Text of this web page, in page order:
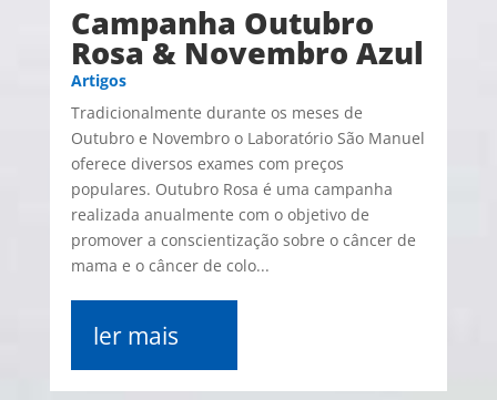
Campanha Outubro
Rosa & Novembro Azul
Artigos
Tradicionalmente durante os meses de
Outubro e Novembro o Laboratório São Manuel
oferece diversos exames com preços
populares. Outubro Rosa é uma campanha
realizada anualmente com o objetivo de
promover a conscientização sobre o câncer de
mama e o câncer de colo...
ler mais